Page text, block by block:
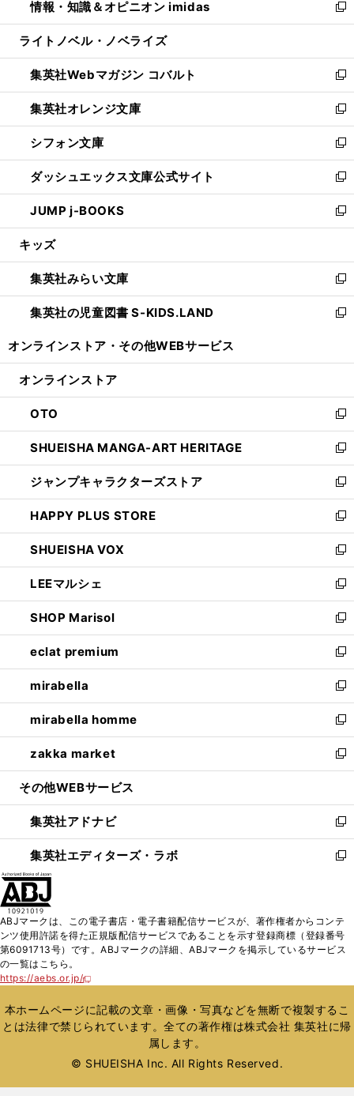
く
で
開
ド
ウ
開
く
ィ
ン
ウ
で
開
く
い
ウ
ン
ド
ウ
で
開
く
情報・知識＆オピニオン imidas
新
し
ウ
ィ
ン
ド
ウ
で
開
く
ライトノベル・ノベライズ
集英社Webマガジン コバルト
新
し
い
ウ
ィ
ン
ド
ウ
で
開
集英社オレンジ文庫
新
し
い
ウ
ィ
ン
ド
ウ
開
く
シフォン文庫
新
し
い
ウ
ィ
ン
ウ
で
開
く
ダッシュエックス文庫公式サイト
新
し
い
ウ
ン
ド
ウ
で
JUMP j-BOOKS
新
し
ウ
ィ
ン
ド
開
キッズ
集英社みらい文庫
新
し
い
ン
ウ
で
開
く
集英社の児童図書 S-KIDS.LAND
新
ウ
ン
ド
ウ
で
開
く
オンラインストア・ その他WEBサービス
オンラインストア
OTO
新
し
い
ウ
ィ
ン
ド
ウ
で
開
く
SHUEISHA MANGA-ART HERITAGE
新
し
い
ウ
ィ
ン
ド
ウ
で
開
く
ジャンプキャラクターズストア
新
し
い
ウ
ィ
ン
ド
ウ
で
開
く
HAPPY PLUS STORE
新
し
い
ウ
ィ
ン
ド
ウ
で
開
く
SHUEISHA VOX
新
し
い
ウ
ィ
ン
ド
ウ
で
開
く
LEEマルシェ
新
し
い
ウ
ィ
ン
ド
ウ
で
開
く
SHOP Marisol
新
し
い
ウ
ィ
ン
ド
ウ
で
開
eclat premium
新
し
い
ウ
ィ
ン
ド
ウ
開
く
mirabella
新
し
い
ウ
ィ
ン
ウ
で
開
く
mirabella homme
新
し
い
ウ
ン
ド
ウ
で
zakka market
新
し
ウ
ィ
ン
ド
く
その他WEBサービス
集英社アドナビ
新
し
い
ド
ウ
で
集英社エディターズ・ラボ
新
ィ
ン
ド
開
く
ABJマークは、この電子書店・電子書籍配信サービスが、著作権者からコンテ
ンツ使用許諾を得た正規版配信サービスであることを示す登録商標（登録番号
第6091713号）です。ABJマークの詳細、ABJマークを掲示しているサービス
の一覧はこちら。
https://aebs.or.jp/
新
い
ウ
ィ
ウ
本ホームページに記載の文章・画像・写真などを無断で複製するこ
とは法律で禁じられています。全ての著作権は株式会社 集英社に帰
属します。
© SHUEISHA Inc. All Rights Reserved.